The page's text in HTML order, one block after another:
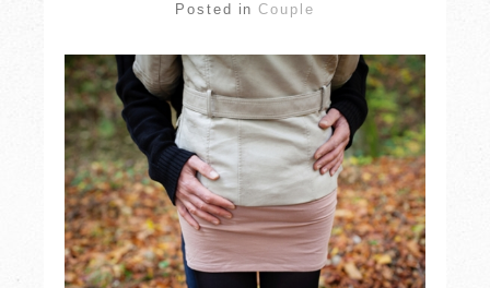
Posted inCouple